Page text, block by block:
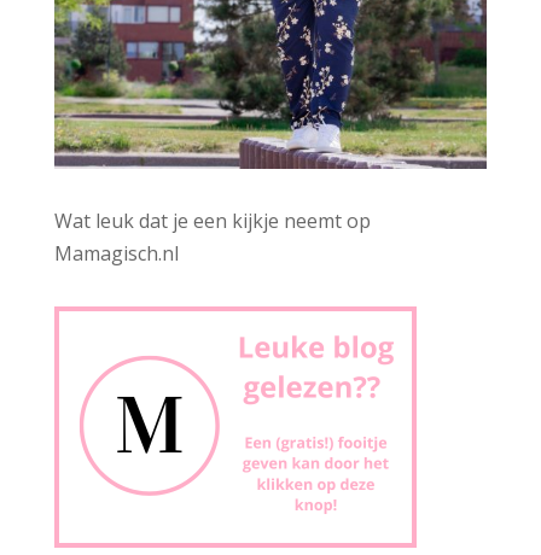
Wat leuk dat je een kijkje neemt op
Mamagisch.nl